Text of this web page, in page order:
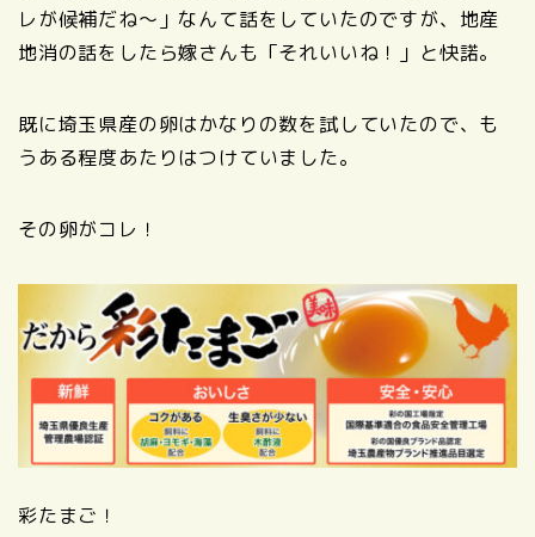
レが候補だね～」なんて話をしていたのですが、地産
地消の話をしたら嫁さんも「それいいね！」と快諾。
既に埼玉県産の卵はかなりの数を試していたので、も
うある程度あたりはつけていました。
その卵がコレ！
彩たまご！